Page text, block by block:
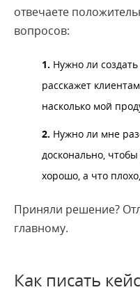
отвечаете
вопросов:
1. Нужно ли
расскажет
насколько мой
2. Нужно ли мне
досконально,
хорошо, а что
Приняли решение?
главному.
Как писать кейс